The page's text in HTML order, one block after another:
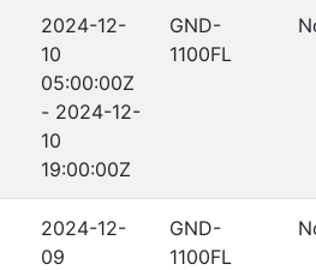
2024-12-
10
05:00:00Z
- 2024-12-
10
19:00:00Z
GND-
1100FL
2024-12-
09
GND-
1100FL